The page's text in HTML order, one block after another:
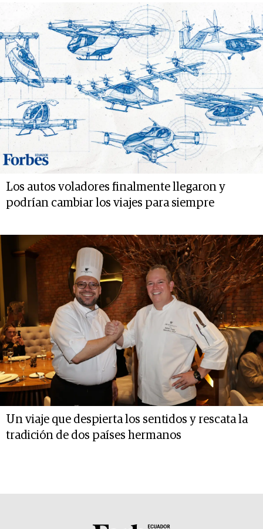
Los autos voladores finalmente llegaron y
podrían cambiar los viajes para siempre
Un viaje que despierta los sentidos y rescata la
tradición de dos países hermanos